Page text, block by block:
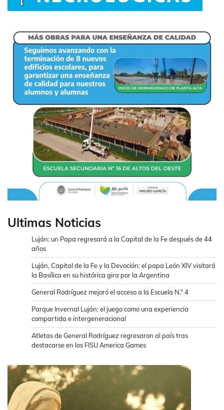
Ultimas Noticias
Luján: un Papa regresará a la Capital de la Fe después de 44
años
Luján, Capital de la Fe y la Devoción: el papa León XIV visitará
la Basílica en su histórica gira por la Argentina
General Rodríguez mejoró el acceso a la Escuela N.° 4
Parque Invernal Luján: el juego como una experiencia
compartida e intergeneracional
Atletas de General Rodríguez regresaron al país tras
destacarse en los FISU America Games